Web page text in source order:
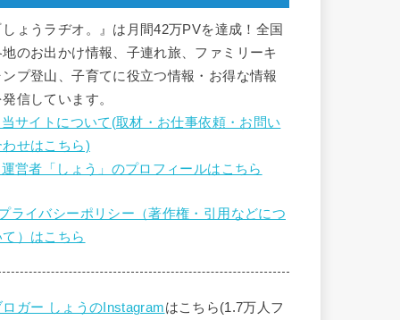
しょうラヂオ。』は月間42万PVを達成！全国
地のお出かけ情報、子連れ旅、ファミリーキ
ンプ登山、子育てに役立つ情報・お得な情報
信しています。
サイトについて(取材・お仕事依頼・お問い
わせはこちら)
営者「しょう」のプロフィールはこちら
ライバシーポリシー（著作権・引用などにつ
て）はこちら
ロガー しょうのInstagramはこちら(1.7万人フ